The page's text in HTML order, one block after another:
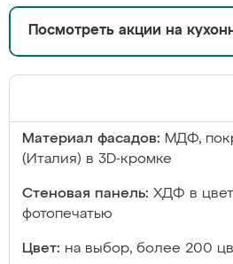
Посмотреть акции на
Материал фасадов: МДФ,
(Италия) в 3D-кромке
Стеновая панель: ХДФ в
фотопечатью
Цвет: на выбор, более 200